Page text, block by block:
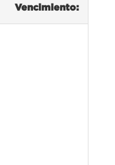
Vencimiento: